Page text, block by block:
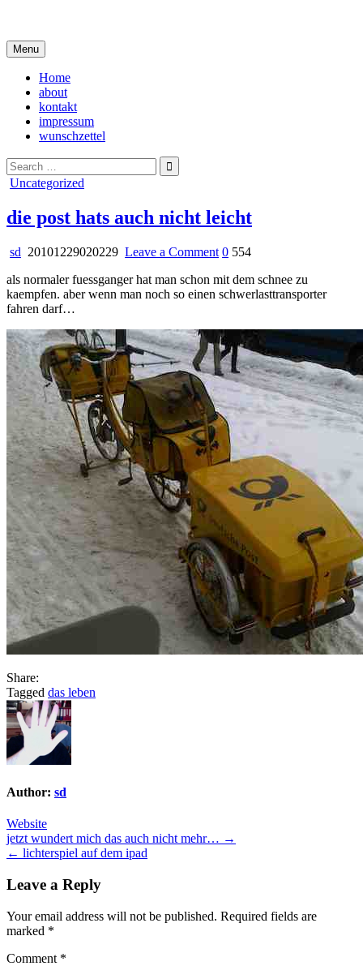
content
Menu
Home
about
kontakt
impressum
wunschzettel
Search
for:
Posted
Uncategorized
die post hats auch nicht leicht
sd 20101229020229 Leave a Commenton
post
hats
leicht
0 554
als normaler fuessganger hat man schon mit dem schnee zu
kaempfen. aber wenn man noch so einen schwerlasttransporter
fahren darf…
Share:
Tagged das leben
Author: sd
Website
Post
navigation
jetzt wundert mich das auch nicht mehr… →
← lichterspiel auf dem ipad
Leave a Reply
Your email address will not be published. Required fields are
marked *
Comment *